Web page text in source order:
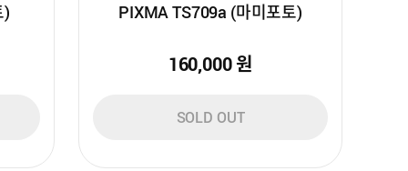
) PIXMA TS709a (마미포토)
160,000원
SOLD OUT